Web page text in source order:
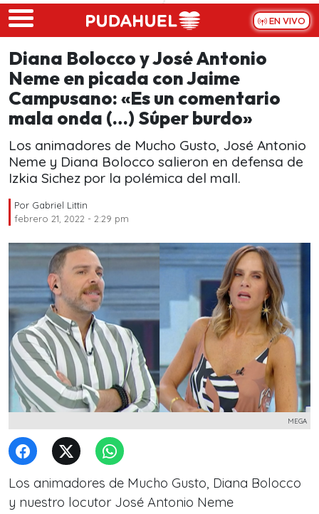
Skip to main content
EN VIVO
Diana Bolocco y José Antonio
Neme en picada con Jaime
Campusano: «Es un comentario
mala onda (…) Súper burdo»
Los animadores de Mucho Gusto, José Antonio
Neme y Diana Bolocco salieron en defensa de
Izkia Sichez por la polémica del mall.
Por Gabriel Littin
febrero 21, 2022 - 2:29 pm
MEGA
Los animadores de Mucho Gusto, Diana Bolocco
y nuestro locutor José Antonio Neme